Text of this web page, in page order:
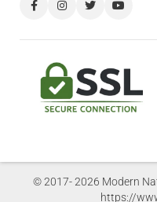
© 2017- 2026 Modern
https://